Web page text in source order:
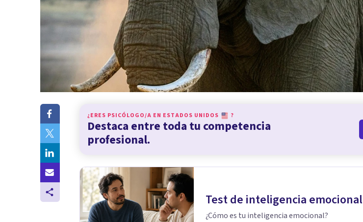
¿ERES PSICÓLOGO/A EN ESTADOS UNIDOS ?
Destaca entre toda tu competencia
profesional.
Test de inteligencia emocional
¿Cómo es tu inteligencia emocional?